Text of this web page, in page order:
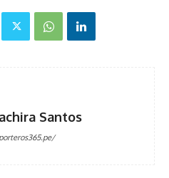
Santos